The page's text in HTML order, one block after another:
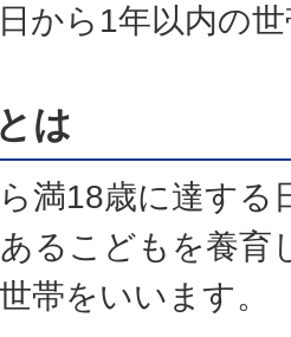
から1年以内の
は
満18歳に達する
るこどもを養育
帯をいいます。